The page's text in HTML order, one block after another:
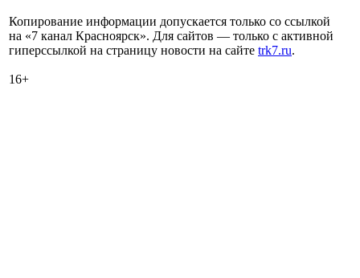
Копирование информации допускается только со ссылкой
на «7 канал Красноярск». Для сайтов — только с активной
гиперссылкой на страницу новости на сайте trk7.ru.
16+